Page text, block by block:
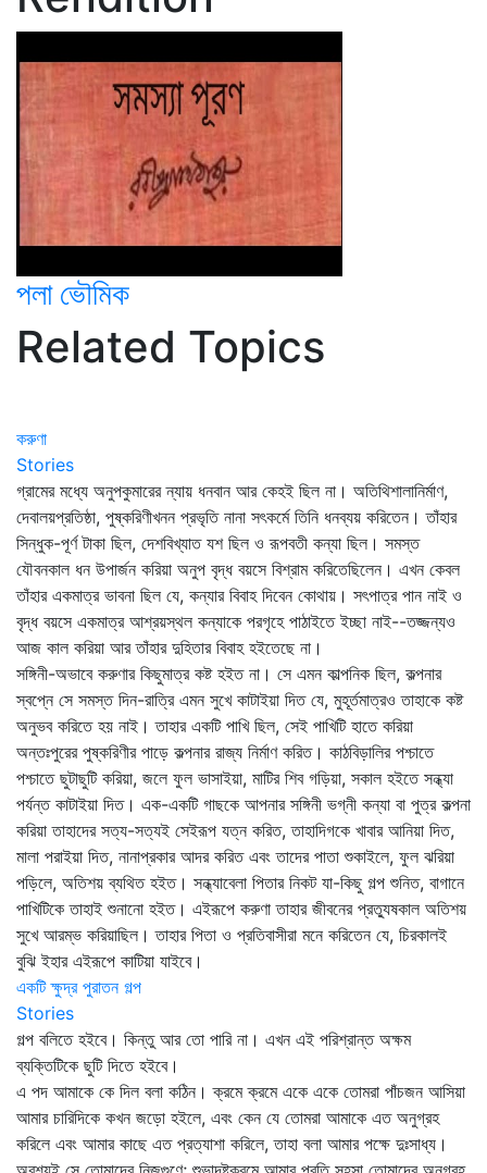
পলা ভৌমিক
Related Topics
করুণা
Stories
গ্রামের মধ্যে অনুপকুমারের ন্যায় ধনবান আর কেহই ছিল না। অতিথিশালানির্মাণ,
দেবালয়প্রতিষ্ঠা, পুষ্করিণীখনন প্রভৃতি নানা সৎকর্মে তিনি ধনব্যয় করিতেন। তাঁহার
সিন্ধুক-পূর্ণ টাকা ছিল, দেশবিখ্যাত যশ ছিল ও রূপবতী কন্যা ছিল। সমস্ত
যৌবনকাল ধন উপার্জন করিয়া অনুপ বৃদ্ধ বয়সে বিশ্রাম করিতেছিলেন। এখন কেবল
তাঁহার একমাত্র ভাবনা ছিল যে, কন্যার বিবাহ দিবেন কোথায়। সৎপাত্র পান নাই ও
বৃদ্ধ বয়সে একমাত্র আশ্রয়স্থল কন্যাকে পরগৃহে পাঠাইতে ইচ্ছা নাই--তজ্জন্যও
আজ কাল করিয়া আর তাঁহার দুহিতার বিবাহ হইতেছে না।
সঙ্গিনী-অভাবে করুণার কিছুমাত্র কষ্ট হইত না। সে এমন কাল্পনিক ছিল, কল্পনার
স্বপ্নে সে সমস্ত দিন-রাত্রি এমন সুখে কাটাইয়া দিত যে, মুহূর্তমাত্রও তাহাকে কষ্ট
অনুভব করিতে হয় নাই। তাহার একটি পাখি ছিল, সেই পাখিটি হাতে করিয়া
অন্তঃপুরের পুষ্করিণীর পাড়ে কল্পনার রাজ্য নির্মাণ করিত। কাঠবিড়ালির পশ্চাতে
পশ্চাতে ছুটাছুটি করিয়া, জলে ফুল ভাসাইয়া, মাটির শিব গড়িয়া, সকাল হইতে সন্ধ্যা
পর্যন্ত কাটাইয়া দিত। এক-একটি গাছকে আপনার সঙ্গিনী ভগ্নী কন্যা বা পুত্র কল্পনা
করিয়া তাহাদের সত্য-সত্যই সেইরূপ যত্ন করিত, তাহাদিগকে খাবার আনিয়া দিত,
মালা পরাইয়া দিত, নানাপ্রকার আদর করিত এবং তাদের পাতা শুকাইলে, ফুল ঝরিয়া
পড়িলে, অতিশয় ব্যথিত হইত। সন্ধ্যাবেলা পিতার নিকট যা-কিছু গল্প শুনিত, বাগানে
পাখিটিকে তাহাই শুনানো হইত। এইরূপে করুণা তাহার জীবনের প্রত্যুষকাল অতিশয়
সুখে আরম্ভ করিয়াছিল। তাহার পিতা ও প্রতিবাসীরা মনে করিতেন যে, চিরকালই
বুঝি ইহার এইরূপে কাটিয়া যাইবে।
একটি ক্ষুদ্র পুরাতন গল্প
Stories
গল্প বলিতে হইবে। কিন্তু আর তো পারি না। এখন এই পরিশ্রান্ত অক্ষম
ব্যক্তিটিকে ছুটি দিতে হইবে।
এ পদ আমাকে কে দিল বলা কঠিন। ক্রমে ক্রমে একে একে তোমরা পাঁচজন আসিয়া
আমার চারিদিকে কখন জড়ো হইলে, এবং কেন যে তোমরা আমাকে এত অনুগ্রহ
করিলে এবং আমার কাছে এত প্রত্যাশা করিলে, তাহা বলা আমার পক্ষে দুঃসাধ্য।